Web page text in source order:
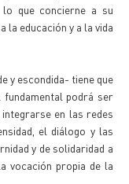
que concierne a su
la educación y a la vida
y escondida- tiene que
podrá ser
en las redes
el diálogo y las
y de solidaridad a
vocación propia de la